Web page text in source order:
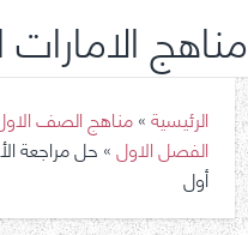
مناهج
الرئيسية»مناهج الصف
الفصل الاول»حل مراجعة
أول